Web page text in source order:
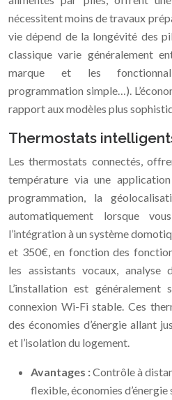
nécessitent moins de travaux
vie dépend de la longévité des
classique varie généralement
marque et les
programmation simple…).
rapport aux modèles plus
Thermostats
Les thermostats connectés,
température via une
programmation, la
automatiquement lorsque
l’intégration à un système
et 350€, en fonction des
les assistants vocaux, analyse
L’installation est généralement
connexion Wi-Fi stable. Ces
des économies d’énergie allant
et l’isolation du logement.
Avantages :Contrôle à
flexible, économies